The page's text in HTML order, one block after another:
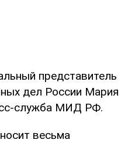
представитель
дел России Мария
служба МИД РФ.
весьма